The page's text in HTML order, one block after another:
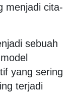
menjadi cita-
sebuah
yang sering
terjadi